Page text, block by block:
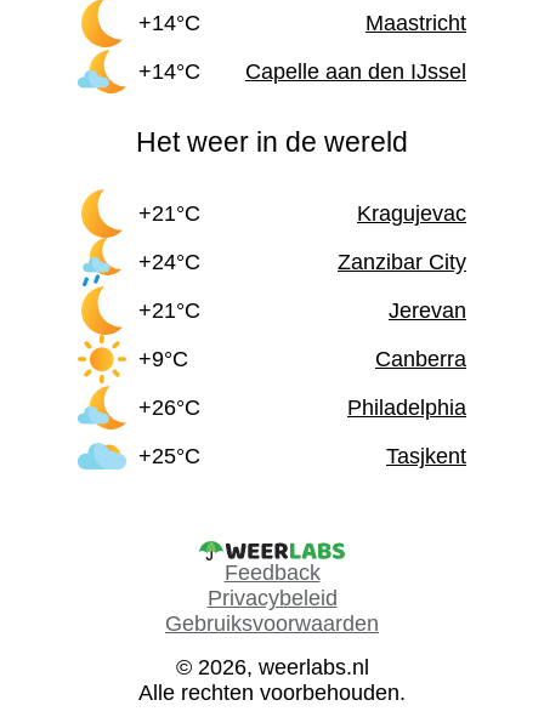
+14°C
Maastricht
+14°C
Capelle aan den IJssel
Het weer in de wereld
+21°C
Kragujevac
+24°C
Zanzibar City
+21°C
Jerevan
+9°C
Canberra
+26°C
Philadelphia
+25°C
Tasjkent
Feedback
Privacybeleid
Gebruiksvoorwaarden
© 2026, weerlabs.nl
Alle rechten voorbehouden.